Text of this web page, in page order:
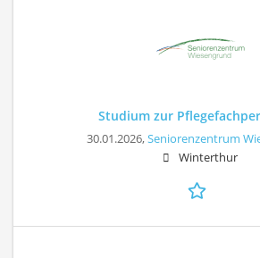
Studium zur
30.01.2026,Seniorenzentrum
Winterthur